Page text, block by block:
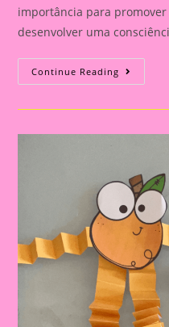
importância para
desenvolver uma
Continue Reading Atividade